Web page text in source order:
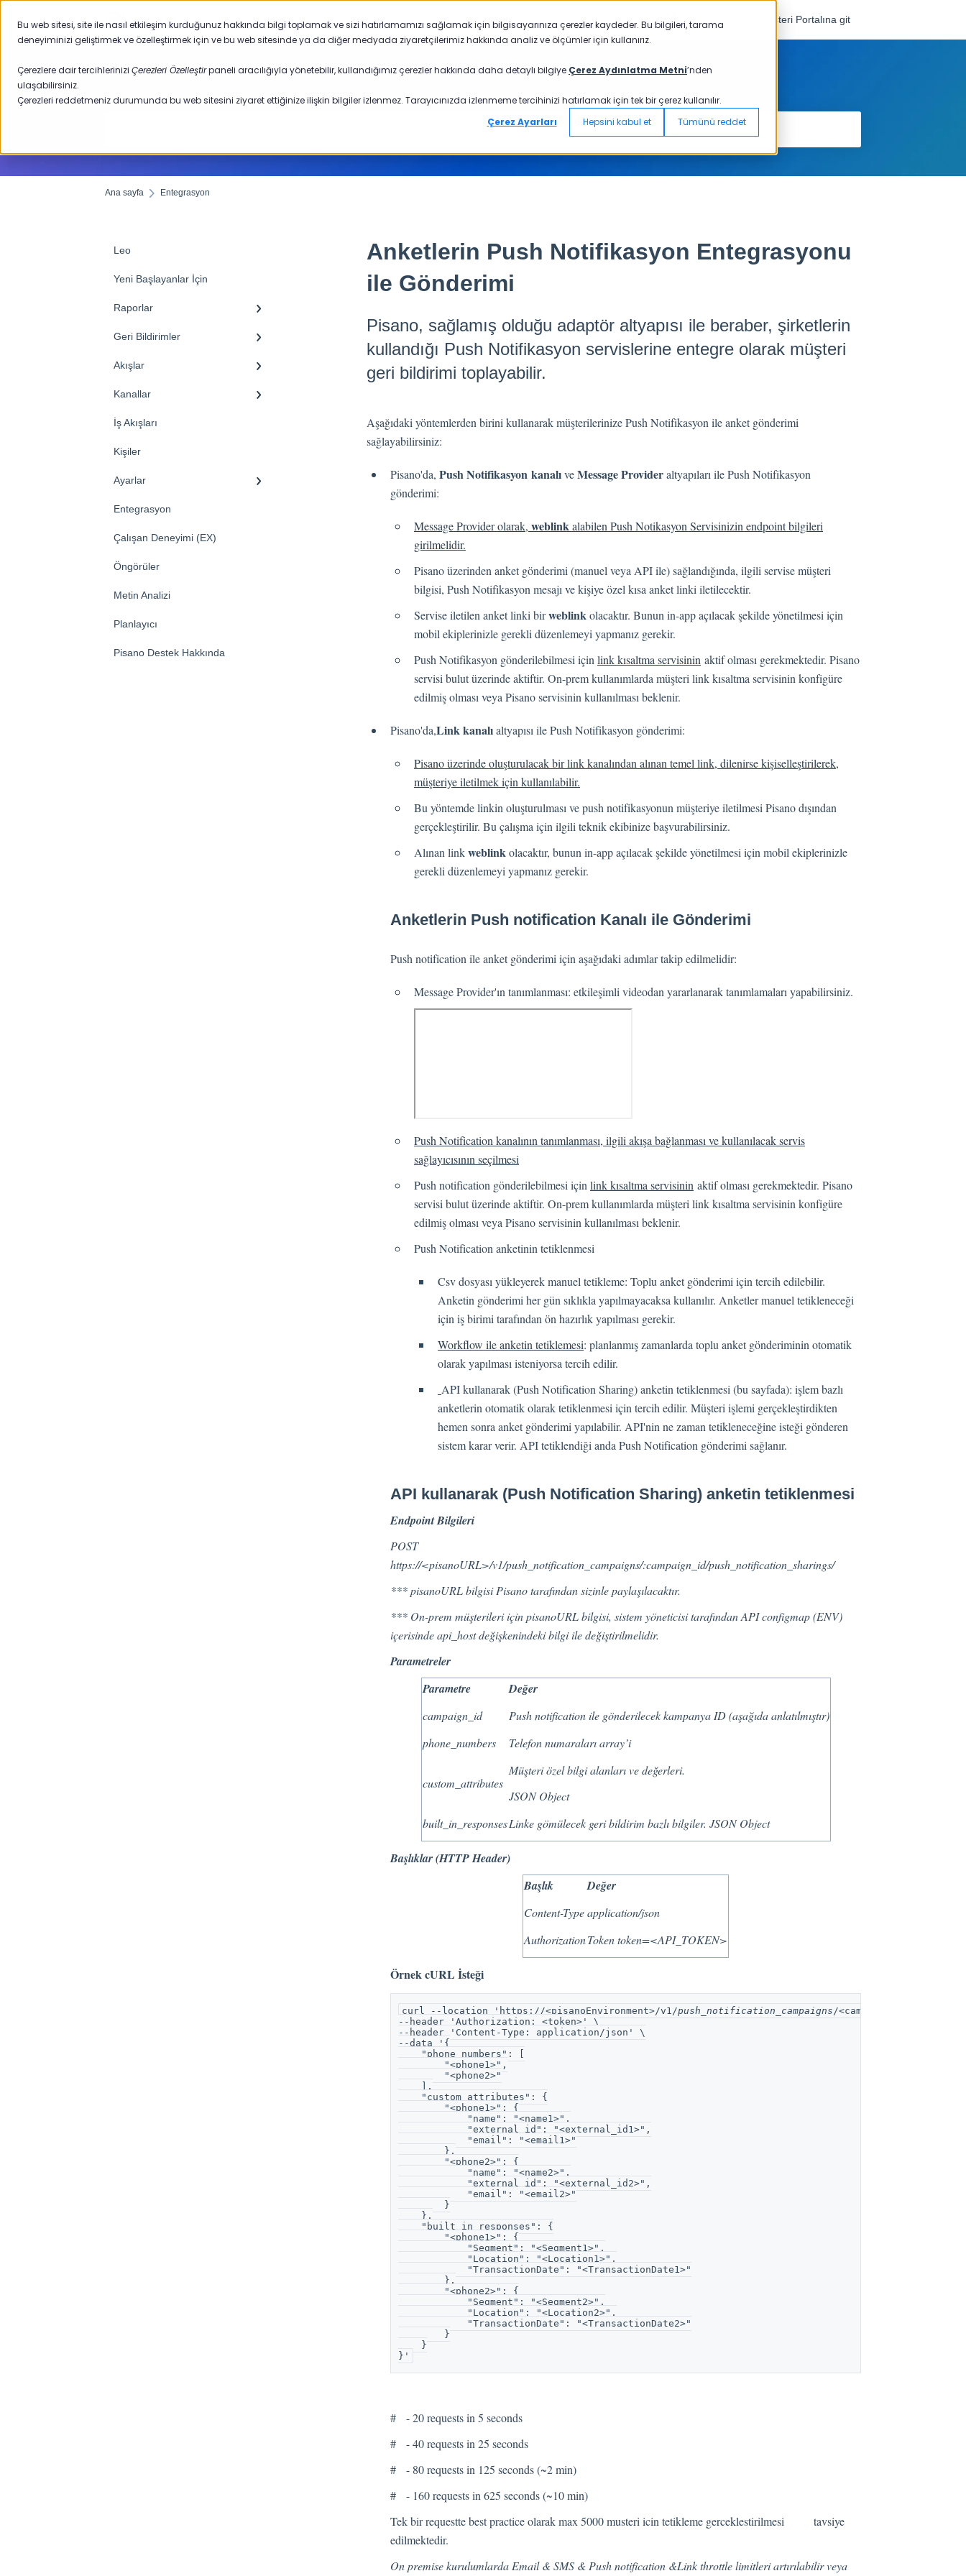
Bu web sitesi, site ile nasıl etkileşim kurduğunuz hakkında bilgi toplamak ve sizi hatırlamamızı sağlamak için bilgisayarınıza çerezler kaydeder. Bu bilgileri, tarama
deneyiminizi geliştirmek ve özelleştirmek için ve bu web sitesinde ya da diğer medyada ziyaretçilerimiz hakkında analiz ve ölçümler için kullanırız.
Çerezlere dair tercihlerinizi Çerezleri Özelleştirpaneli aracılığıyla yönetebilir, kullandığımız çerezler hakkında daha detaylı bilgiye Çerez Aydınlatma Metni’nden
ulaşabilirsiniz.
Çerezleri reddetmeniz durumunda bu web sitesini ziyaret ettiğinize ilişkin bilgiler izlenmez. Tarayıcınızda izlenmeme tercihinizi hatırlamak için tek bir çerez kullanılır.
Çerez Ayarları
Hepsini kabul et Tümünü reddet
Ana sayfa Türkçe Müşteri Portalına git
Ana sayfa Entegrasyon
Leo
Yeni Başlayanlar İçin
Raporlar
Geri Bildirimler
Akışlar
Kanallar
İş Akışları
Kişiler
Ayarlar
Entegrasyon
Çalışan Deneyimi (EX)
Öngörüler
Metin Analizi
Planlayıcı
Pisano Destek Hakkında
Anketlerin Push Notifikasyon Entegrasyonu
ile Gönderimi
Pisano, sağlamış olduğu adaptör altyapısı ile beraber, şirketlerin
kullandığı Push Notifikasyon servislerine entegre olarak müşteri
geri bildirimi toplayabilir.
Aşağıdaki yöntemlerden birini kullanarak müşterilerinize Push Notifikasyon ile anket gönderimi
sağlayabilirsiniz:
Pisano'da, Push Notifikasyon kanalıveMessage Provideraltyapıları ile Push Notifikasyon
gönderimi:
Message Provider olarak, weblinkalabilen Push Notikasyon Servisinizin endpoint bilgileri
girilmelidir.
Pisano üzerinden anket gönderimi (manuel veya API ile) sağlandığında, ilgili servise müşteri
bilgisi, Push Notifikasyon mesajı ve kişiye özel kısa anket linki iletilecektir.
Servise iletilen anket linki birweblinkolacaktır. Bunun in-app açılacak şekilde yönetilmesi için
mobil ekiplerinizle gerekli düzenlemeyi yapmanız gerekir.
Push Notifikasyon gönderilebilmesi için link kısaltma servisinin aktif olması gerekmektedir. Pisano
servisi bulut üzerinde aktiftir. On-prem kullanımlarda müşteri link kısaltma servisinin konfigüre
edilmiş olması veya Pisano servisinin kullanılması beklenir.
Pisano'da,Link kanalıaltyapısı ile Push Notifikasyon gönderimi:
Pisano üzerinde oluşturulacak bir link kanalından alınan temel link, dilenirse kişiselleştirilerek,
müşteriye iletilmek için kullanılabilir.
Bu yöntemde linkin oluşturulması ve push notifikasyonun müşteriye iletilmesi Pisano dışından
gerçekleştirilir. Bu çalışma için ilgili teknik ekibinize başvurabilirsiniz.
Alınan linkweblinkolacaktır, bunun in-app açılacak şekilde yönetilmesi için mobil ekiplerinizle
gerekli düzenlemeyi yapmanız gerekir.
Anketlerin Push notification Kanalı ile Gönderimi
Push notification ile anket gönderimi için aşağıdaki adımlar takip edilmelidir:
Message Provider'ın tanımlanması: etkileşimli videodan yararlanarak tanımlamaları yapabilirsiniz.
Push Notification kanalının tanımlanması, ilgili akışa bağlanması ve kullanılacak servis
sağlayıcısının seçilmesi
Push notification gönderilebilmesi için link kısaltma servisinin aktif olması gerekmektedir. Pisano
servisi bulut üzerinde aktiftir. On-prem kullanımlarda müşteri link kısaltma servisinin konfigüre
edilmiş olması veya Pisano servisinin kullanılması beklenir.
Push Notification anketinin tetiklenmesi
Csv dosyası yükleyerek manuel tetikleme: Toplu anket gönderimi için tercih edilebilir.
Anketin gönderimi her gün sıklıkla yapılmayacaksa kullanılır. Anketler manuel tetikleneceği
için iş birimi tarafından ön hazırlık yapılması gerekir.
Workflow ile anketin tetiklemesi: planlanmış zamanlarda toplu anket gönderiminin otomatik
olarak yapılması isteniyorsa tercih edilir.
API kullanarak (Push Notification Sharing) anketin tetiklenmesi (bu sayfada): işlem bazlı
anketlerin otomatik olarak tetiklenmesi için tercih edilir. Müşteri işlemi gerçekleştirdikten
hemen sonra anket gönderimi yapılabilir. API'nin ne zaman tetikleneceğine isteği gönderen
sistem karar verir. API tetiklendiği anda Push Notification gönderimi sağlanır.
API kullanarak (Push Notification Sharing) anketin tetiklenmesi
Endpoint Bilgileri
POST
https://<pisanoURL>/v1/push_notification_campaigns/:campaign_id/push_notification_sharings/
*** pisanoURL bilgisi Pisano tarafından sizinle paylaşılacaktır.
*** On-prem müşterileri için pisanoURL bilgisi, sistem yöneticisi tarafından API configmap (ENV)
içerisinde api_host değişkenindeki bilgi ile değiştirilmelidir.
Parametreler
Parametre
Değer
campaign_id
Push notification ile gönderilecek kampanya ID (aşağıda anlatılmıştır)
phone_numbers
Telefon numaraları array’i
custom_attributes
Müşteri özel bilgi alanları ve değerleri.
JSON Object
built_in_responsesLinke gömülecek geri bildirim bazlı bilgiler. JSON Object
Başlıklar (HTTP Header)
Başlık
Değer
Content-Typeapplication/json
AuthorizationToken token=<API_TOKEN>
Örnek cURL İsteği
curl --location 'https://<pisanoEnvironment>/v1/push_notification_campaigns/<campaignID>/
--header 'Authorization: <token>' \
--header 'Content-Type: application/json' \
--data '{
    "phone_numbers": [
        "<phone1>",
        "<phone2>"
    ],
    "custom_attributes": {
        "<phone1>": {
            "name": "<name1>",
            "external_id": "<external_id1>",
            "email": "<email1>"
        },
        "<phone2>": {
            "name": "<name2>",
            "external_id": "<external_id2>",
            "email": "<email2>"
        }
    },
    "built_in_responses": {
        "<phone1>": {
            "Segment": "<Segment1>",
            "Location": "<Location1>",
            "TransactionDate": "<TransactionDate1>"
        },
        "<phone2>": {
            "Segment": "<Segment2>",
            "Location": "<Location2>",
            "TransactionDate": "<TransactionDate2>"
        }
    }
}'
# - 20 requests in 5 seconds
# - 40 requests in 25 seconds
# - 80 requests in 125 seconds (~2 min)
# - 160 requests in 625 seconds (~10 min)
Tek bir requestte best practice olarak max 5000 musteri icin tetikleme gerceklestirilmesi tavsiye
edilmektedir.
On premise kurulumlarda Email & SMS & Push notification &Link throttle limitleri artırılabilir veya